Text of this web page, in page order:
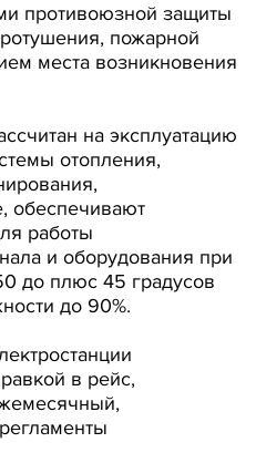
противоюзной защиты
пожарной
места возникновения
на эксплуатацию
отопления,
обеспечивают
работы
и оборудования при
до плюс 45 градусов
до 90%.
в рейс,